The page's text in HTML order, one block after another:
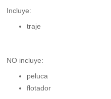
Incluye:
traje
NO incluye:
peluca
flotador